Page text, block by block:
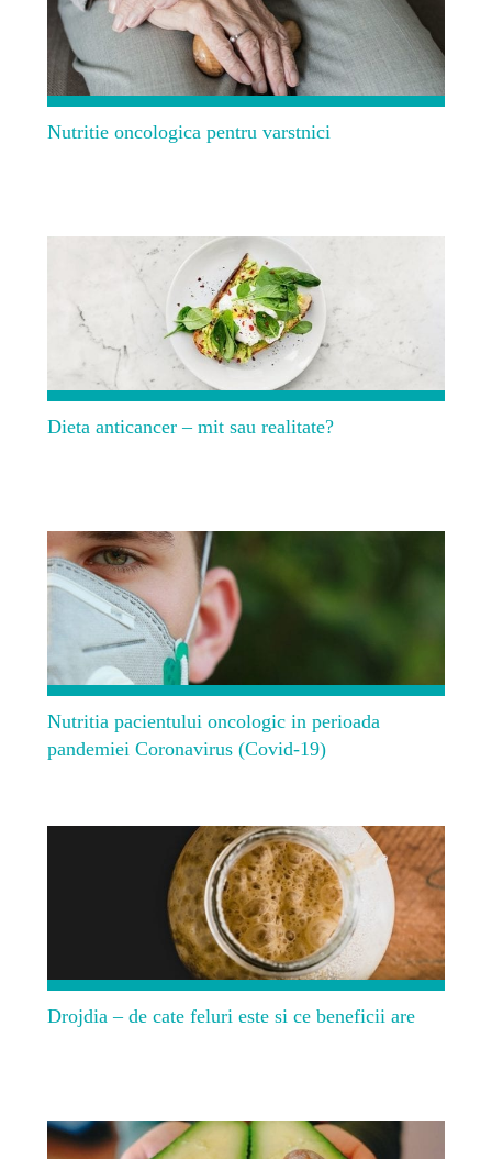
Nutritie oncologica pentru varstnici
Dieta anticancer – mit sau realitate?
Nutritia pacientului oncologic in perioada
pandemiei Coronavirus (Covid-19)
Drojdia – de cate feluri este si ce beneficii are